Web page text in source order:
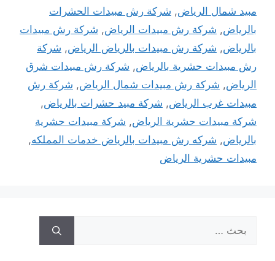
مبيد شمال الرياض, شركة رش مبيدات الحشرات
بالرياض, شركة رش مبيدات الرياض, شركة رش مبيدات
بالرياض, شركة رش مبيدات بالرياض الرياض, شركة
رش مبيدات حشرية بالرياض, شركة رش مبيدات شرق
الرياض, شركة رش مبيدات شمال الرياض, شركة رش
مبيدات غرب الرياض, شركة مبيد حشرات بالرياض,
شركة مبيدات حشرية الرياض, شركة مبيدات حشرية
بالرياض, شركه رش مبيدات بالرياض خدمات المملكه,
مبيدات حشرية الرياض
عن: